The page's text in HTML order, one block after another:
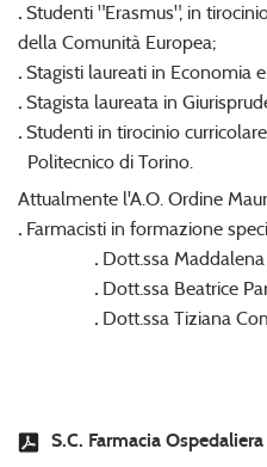
. Studenti "Erasmus", in
della Comunità Europea;
. Stagisti laureati in Economia
. Stagista laureata in
. Studenti in tirocinio
Politecnico di Torino.
Attualmente l'A.O. Ordine
. Farmacisti in formazione
. Dott.ssa
. Dott.ssa Beatrice
. Dott.ssa Tiziana
S.C. Farmacia